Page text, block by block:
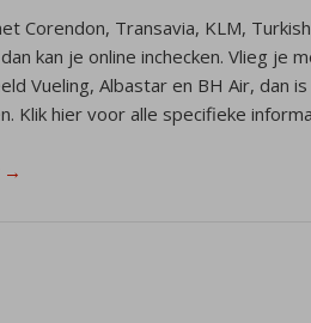
Corendon, Transavia, KLM,
kan je online inchecken. Vlieg je
Vueling, Albastar en BH Air, dan
Klik hier voor alle specifieke
→